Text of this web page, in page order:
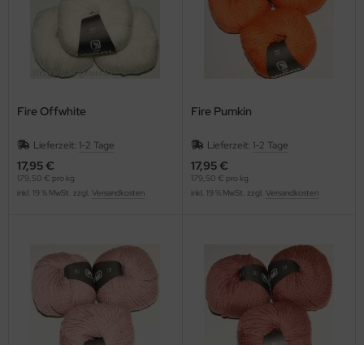
Fire Offwhite
Lieferzeit: 1-2 Tage
17,95 €
179,50 € pro kg
inkl. 19 % MwSt. zzgl. Versandkosten
Fire Pumkin
Lieferzeit: 1-2 Tage
17,95 €
179,50 € pro kg
inkl. 19 % MwSt. zzgl. Versandkosten